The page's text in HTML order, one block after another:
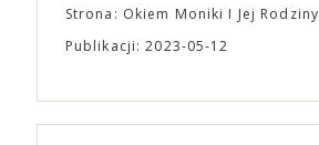
Strona: Okiem Moniki I Jej Rodziny
Publikacji: 2023-05-12